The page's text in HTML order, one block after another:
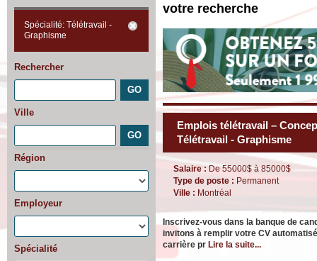
Spécialité: Télétravail -
Graphisme
Rechercher
Ville
Région
Employeur
Spécialité
votre recherche
Emplois télétravail –
Télétravail - Graphisme
Salaire : De 55000$ à 85000$
Type de poste : Permanent
Ville : Montréal
Inscrivez-vous dans la banque de
invitons à remplir votre CV
carrière pr Lire la suite...